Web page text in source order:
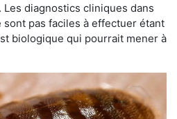
Les diagnostics cliniques dans
pas faciles à effectuer étant
biologique qui pourrait mener à